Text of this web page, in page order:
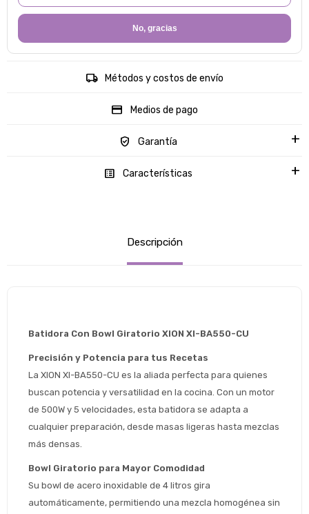
No, gracias
Métodos y costos de envío
Medios de pago
Garantía
Características
Descripción
Batidora Con Bowl Giratorio XION XI-BA550-CU
Precisión y Potencia para tus Recetas
La XION XI-BA550-CU es la aliada perfecta para quienes
buscan potencia y versatilidad en la cocina. Con un motor
de 500W y 5 velocidades, esta batidora se adapta a
cualquier preparación, desde masas ligeras hasta mezclas
más densas.
Bowl Giratorio para Mayor Comodidad
Su bowl de acero inoxidable de 4 litros gira
automáticamente, permitiendo una mezcla homogénea sin
* sujeto aprobación crediticia
Estimado/a